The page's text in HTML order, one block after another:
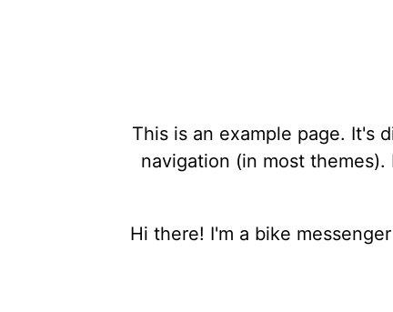
This is an example page. It's
navigation (in most
Hi there! I'm a bike